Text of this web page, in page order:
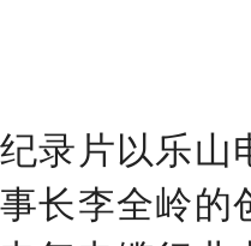
纪录片以乐山
事长李全岭的